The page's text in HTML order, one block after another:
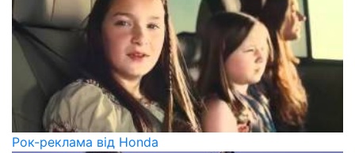
Рок-реклама від Honda